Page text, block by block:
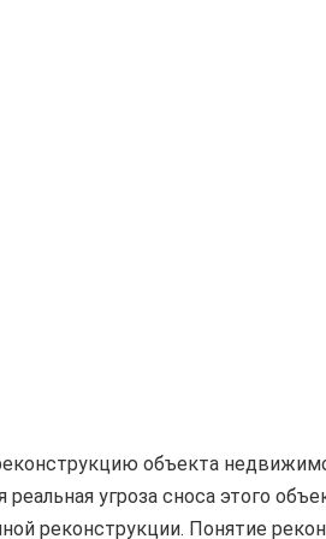
объекта
реальная угроза сноса этого
реконструкции. Понятие